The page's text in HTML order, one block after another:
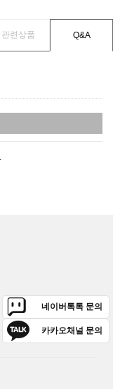
관련상품 Q&A
네이버톡톡 문의
카카오채널 문의